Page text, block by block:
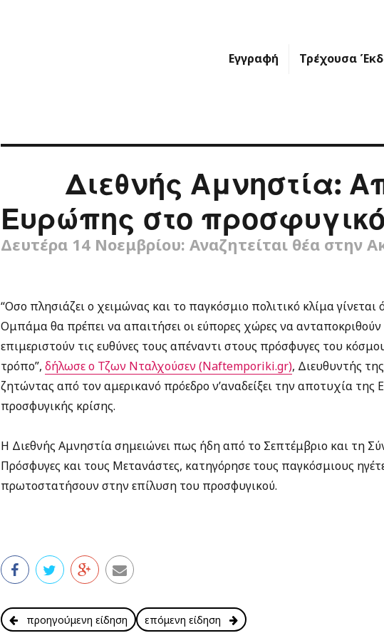
Εγγραφή Τρέχουσα
Διεθνής Αμνηστία:
Ευρώπης στο προσφυγικό
Δευτέρα 14 Νοεμβρίου: Αναζητείται θέα στην
“Oσο πλησιάζει ο χειμώνας και το παγκόσμιο πολιτικό κλίμα
Ομπάμα θα πρέπει να απαιτήσει οι εύπορες χώρες να ανταποκριθούν
επιμεριστούν τις ευθύνες τους απέναντι στους πρόσφυγες του
τρόπο”, δήλωσε ο Τζων Νταλχούσεν (Naftemporiki.gr), Διευθυντής
ζητώντας από τον αμερικανό πρόεδρο ν’αναδείξει την αποτυχία της
προσφυγικής κρίσης.
Η Διεθνής Αμνηστία σημειώνει πως ήδη από το Σεπτέμβριο και τη
Πρόσφυγες και τους Μετανάστες, κατηγόρησε τους παγκόσμιους
πρωτοστατήσουν στην επίλυση του προσφυγικού.
προηγούμενη είδηση επόμενη είδηση